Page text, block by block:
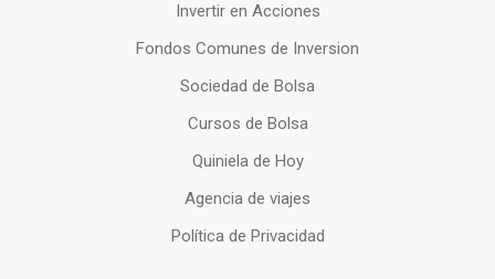
Invertir en Acciones
Fondos Comunes de Inversion
Sociedad de Bolsa
Cursos de Bolsa
Quiniela de Hoy
Agencia de viajes
Política de Privacidad